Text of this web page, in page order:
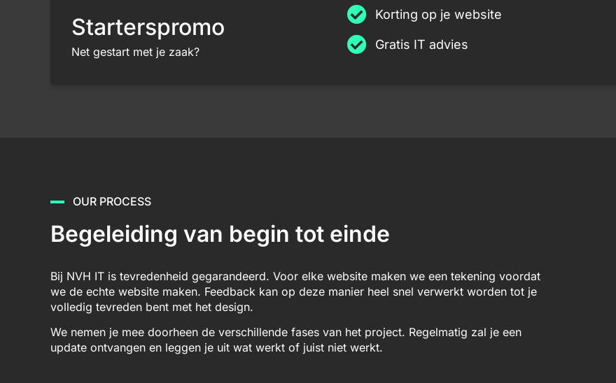
Starterspromo
Net gestart met je zaak?
Korting op je website
Gratis IT advies
OUR PROCESS
Begeleiding van begin tot einde
Bij NVH IT is tevredenheid gegarandeerd. Voor elke website maken we een tekening voordat
we de echte website maken. Feedback kan op deze manier heel snel verwerkt worden tot je
volledig tevreden bent met het design.
We nemen je mee doorheen de verschillende fases van het project. Regelmatig zal je een
update ontvangen en leggen je uit wat werkt of juist niet werkt.